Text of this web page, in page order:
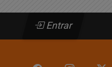
Entrar